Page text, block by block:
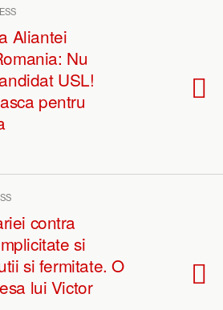
Aliantei
Nu
USL!
pentru
contra
si
si fermitate. O
lui Victor